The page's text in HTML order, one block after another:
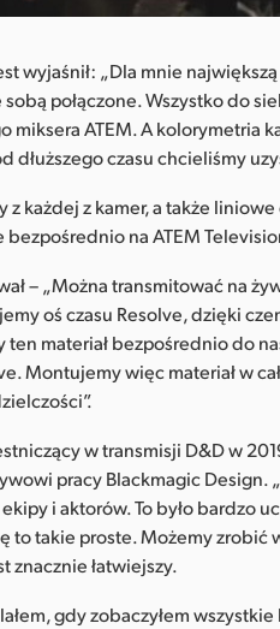
wyjaśnił: „Dla mnie
połączone. Wszystko do
miksera ATEM. A kolorymetria
dłuższego czasu chcieliśmy
z każdej z kamer, a także
bezpośrednio na ATEM
– „Można transmitować na
oś czasu Resolve, dzięki
ten materiał bezpośrednio do
Montujemy więc materiał w
w transmisji D&D w
pracy Blackmagic
i aktorów. To było bardzo
to takie proste. Możemy
znacznie łatwiejszy.
gdy zobaczyłem